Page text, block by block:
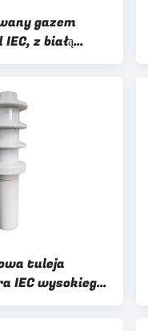
gazem
z białą
tuleja
IEC wysokiego